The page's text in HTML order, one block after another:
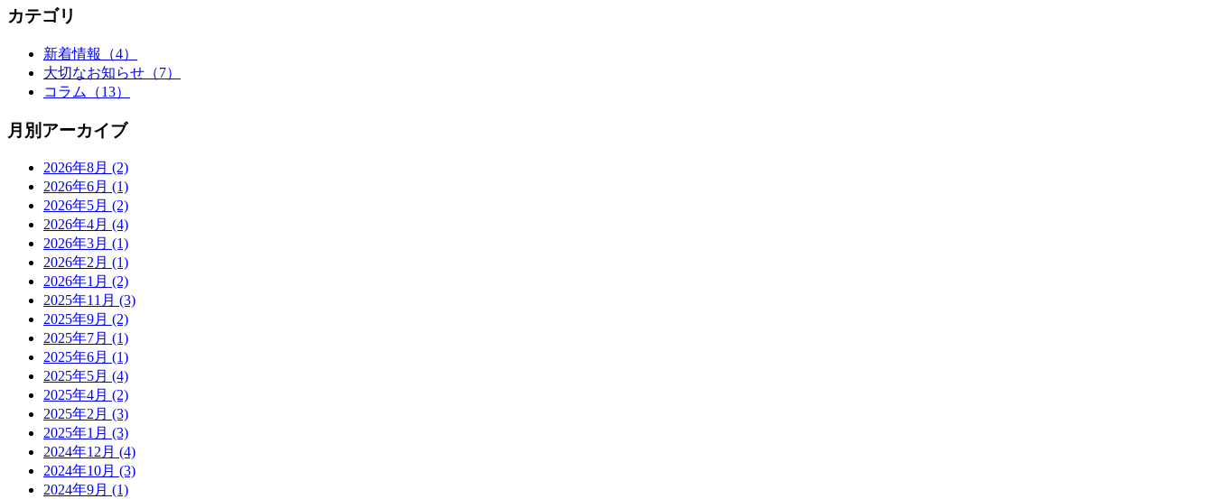
カテゴリ
新着情報
（4）
大切なお知らせ （7）
コラム
（13）
月別アーカイブ
2026年8月 (2)
2026年6月 (1)
2026年5月 (2)
2026年4月 (4)
2026年3月 (1)
2026年2月 (1)
2026年1月 (2)
2025年11月 (3)
2025年9月 (2)
2025年7月 (1)
2025年6月 (1)
2025年5月 (4)
2025年4月 (2)
2025年2月 (3)
2025年1月 (3)
2024年12月 (4)
2024年10月 (3)
2024年9月 (1)